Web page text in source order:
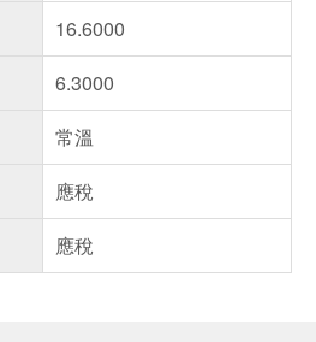
16.6000
6.3000
常溫
應稅
應稅